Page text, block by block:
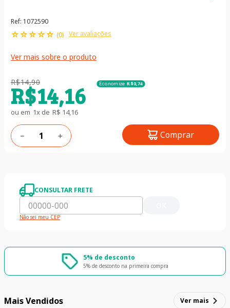
Ref: 1072590
☆☆☆☆☆ (0) Ver avaliações
Ver mais sobre o produto
R$14,90 Economize R$0,74
R$14,16
ou em 1x de R$ 14,16
＋
－ Comprar
CONSULTAR FRETE
Não sei meu CEP
5% de desconto
5% de desconto na primeira compra
Mais Vendidos Ver mais